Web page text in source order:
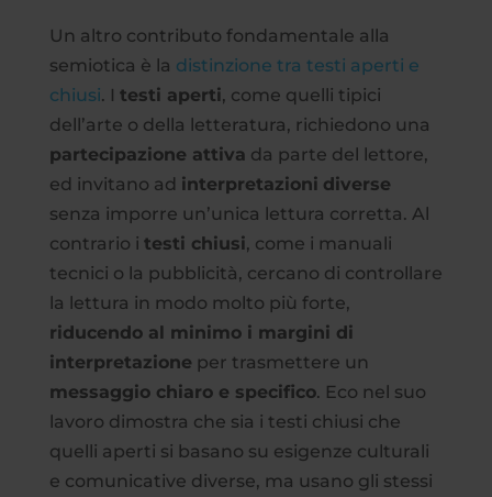
Un altro contributo fondamentale alla
semiotica è la distinzione tra testi aperti e
chiusi. I testi aperti, come quelli tipici
dell’arte o della letteratura, richiedono una
partecipazione attiva da parte del lettore,
ed invitano ad interpretazioni diverse
senza imporre un’unica lettura corretta. Al
contrario i testi chiusi, come i manuali
tecnici o la pubblicità, cercano di controllare
la lettura in modo molto più forte,
riducendo al minimo i margini di
interpretazione per trasmettere un
messaggio chiaro e specifico. Eco nel suo
lavoro dimostra che sia i testi chiusi che
quelli aperti si basano su esigenze culturali
e comunicative diverse, ma usano gli stessi